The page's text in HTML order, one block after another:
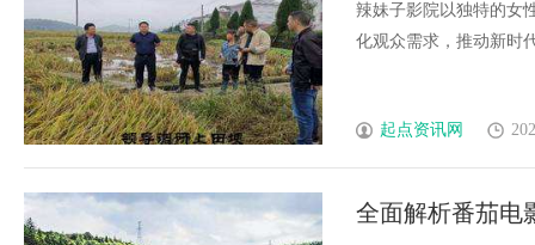
辣妹子影院以独特的女
化观众需求，推动新时
起点资讯网
全面解析番茄电